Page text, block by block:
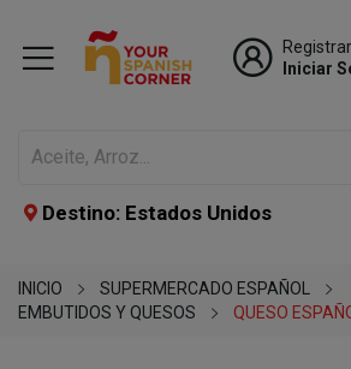
Iniciar
Destino: Estados Unidos
INICIO
SUPERMERCADO ESPAÑOL
EMBUTIDOS Y QUESOS
QUESO